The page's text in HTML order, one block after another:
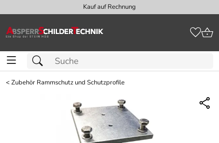
Kauf auf Rechnung
<Zubehör Rammschutz und Schutzprofile